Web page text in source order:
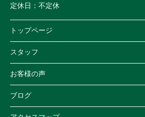
定休日： 不定休
トップページ
スタッフ
お客様の声
ブログ